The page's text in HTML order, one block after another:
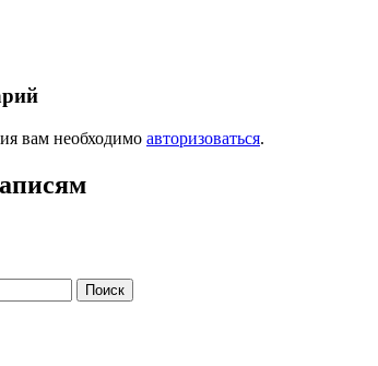
вам необходимо авторизоваться.